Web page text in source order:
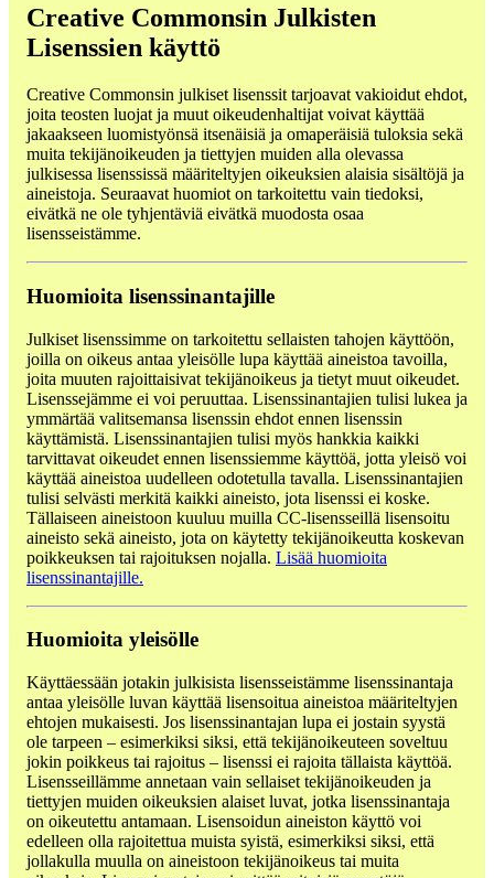
Creative Commonsin Julkisten
Lisenssien käyttö
Creative Commonsin julkiset lisenssit tarjoavat vakioidut ehdot,
joita teosten luojat ja muut oikeudenhaltijat voivat käyttää
jakaakseen luomistyönsä itsenäisiä ja omaperäisiä tuloksia sekä
muita tekijänoikeuden ja tiettyjen muiden alla olevassa
julkisessa lisenssissä määriteltyjen oikeuksien alaisia sisältöjä ja
aineistoja. Seuraavat huomiot on tarkoitettu vain tiedoksi,
eivätkä ne ole tyhjentäviä eivätkä muodosta osaa
lisensseistämme.
Huomioita lisenssinantajille
Julkiset lisenssimme on tarkoitettu sellaisten tahojen käyttöön,
joilla on oikeus antaa yleisölle lupa käyttää aineistoa tavoilla,
joita muuten rajoittaisivat tekijänoikeus ja tietyt muut oikeudet.
Lisenssejämme ei voi peruuttaa. Lisenssinantajien tulisi lukea ja
ymmärtää valitsemansa lisenssin ehdot ennen lisenssin
käyttämistä. Lisenssinantajien tulisi myös hankkia kaikki
tarvittavat oikeudet ennen lisenssiemme käyttöä, jotta yleisö voi
käyttää aineistoa uudelleen odotetulla tavalla. Lisenssinantajien
tulisi selvästi merkitä kaikki aineisto, jota lisenssi ei koske.
Tällaiseen aineistoon kuuluu muilla CC-lisensseillä lisensoitu
aineisto sekä aineisto, jota on käytetty tekijänoikeutta koskevan
poikkeuksen tai rajoituksen nojalla. Lisää huomioita
lisenssinantajille.
Huomioita yleisölle
Käyttäessään jotakin julkisista lisensseistämme lisenssinantaja
antaa yleisölle luvan käyttää lisensoitua aineistoa määriteltyjen
ehtojen mukaisesti. Jos lisenssinantajan lupa ei jostain syystä
ole tarpeen – esimerkiksi siksi, että tekijänoikeuteen soveltuu
jokin poikkeus tai rajoitus – lisenssi ei rajoita tällaista käyttöä.
Lisensseillämme annetaan vain sellaiset tekijänoikeuden ja
tiettyjen muiden oikeuksien alaiset luvat, jotka lisenssinantaja
on oikeutettu antamaan. Lisensoidun aineiston käyttö voi
edelleen olla rajoitettua muista syistä, esimerkiksi siksi, että
jollakulla muulla on aineistoon tekijänoikeus tai muita